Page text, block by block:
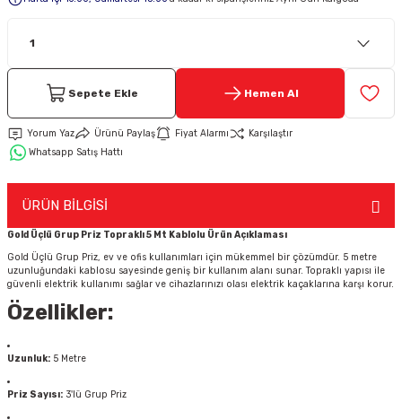
Hırsız Alarm Aksesuarlar
Sepete Ekle Hemen Al
Yorum Yaz Ürünü Paylaş Fiyat Alarmı
Karşılaştır
Whatsapp Satış Hattı
ÜRÜN BİLGİSİ
Gold Üçlü Grup Priz Topraklı 5 Mt Kablolu Ürün Açıklaması
Gold Üçlü Grup Priz, ev ve ofis kullanımları için mükemmel bir çözümdür. 5 metre
uzunluğundaki kablosu sayesinde geniş bir kullanım alanı sunar. Topraklı yapısı ile
güvenli elektrik kullanımı sağlar ve cihazlarınızı olası elektrik kaçaklarına karşı korur.
Özellikler:
Uzunluk: 5 Metre
Priz Sayısı: 3'lü Grup Priz